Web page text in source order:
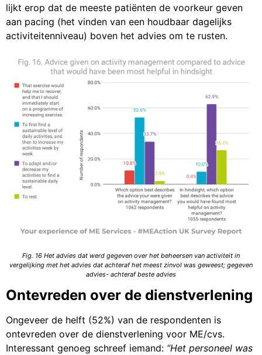
lijkt erop dat de meeste patiënten de voorkeur geven
aan pacing (het vinden van een houdbaar dagelijks
activiteitenniveau) boven het advies om te rusten.
Fig. 16 Het advies dat werd gegeven over het beheersen van activiteit in
vergelijking met het advies dat achteraf het meest zinvol was geweest; gegeven
advies- achteraf beste advies
Ontevreden over de dienstverlening
Ongeveer de helft (52%) van de respondenten is
ontevreden over de dienstverlening voor ME/cvs.
Interessant genoeg schreef iemand: “Het personeel was